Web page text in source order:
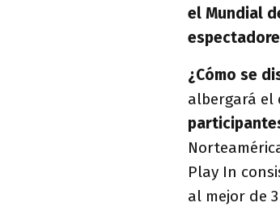
el Mundial
¿Cómo se
albergará el
Play In
al mejor de